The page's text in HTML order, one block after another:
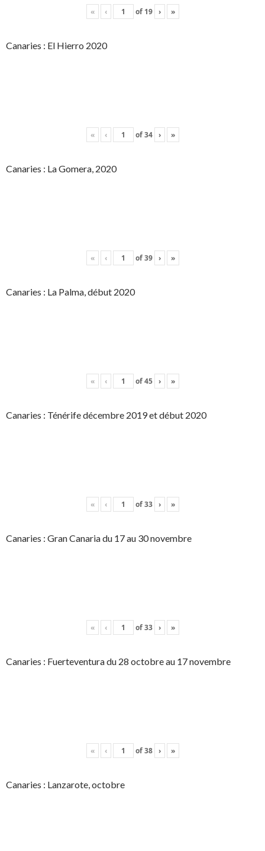
« ‹ of 19 › »
Canaries : El Hierro 2020
« ‹ of34 › »
Canaries : La Gomera, 2020
« ‹ of39 › »
Canaries : La Palma, début 2020
« ‹ of45 › »
Canaries : Ténérife décembre 2019 et début 2020
« ‹ of33 › »
Canaries : Gran Canaria du 17 au 30 novembre
« ‹ of33 › »
Canaries : Fuerteventura du 28 octobre au 17 novembre
« ‹ of38 › »
Canaries : Lanzarote, octobre